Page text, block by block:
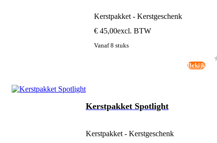
Kerstpakket - Kerstgeschenk
€ 45,00excl. BTW
Vanaf 8 stuks
Bekijk
Kerstpakket Spotlight
Kerstpakket - Kerstgeschenk